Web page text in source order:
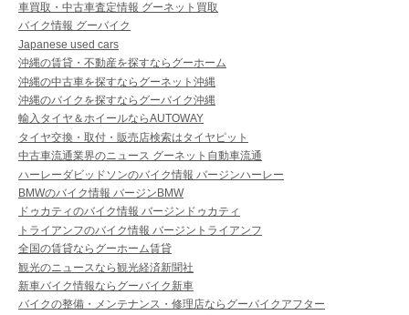
車買取・中古車査定情報 グーネット買取
バイク情報 グーバイク
Japanese used cars
沖縄の賃貸・不動産を探すならグーホーム
沖縄の中古車を探すならグーネット沖縄
沖縄のバイクを探すならグーバイク沖縄
輸入タイヤ＆ホイールならAUTOWAY
タイヤ交換・取付・販売店検索はタイヤピット
中古車流通業界のニュース グーネット自動車流通
ハーレーダビッドソンのバイク情報 バージンハーレー
BMWのバイク情報 バージンBMW
ドゥカティのバイク情報 バージンドゥカティ
トライアンフのバイク情報 バージントライアンフ
全国の賃貸ならグーホーム賃貸
観光のニュースなら観光経済新聞社
新車バイク情報ならグーバイク新車
バイクの整備・メンテナンス・修理店ならグーバイクアフター